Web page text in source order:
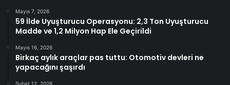
Mayıs 7, 2026
59 İlde Uyuşturucu Operasyonu: 2,3 Ton Uyuşturucu
Madde ve 1,2 Milyon Hap Ele Geçirildi
Mayıs 16, 2026
Birkaç aylık araçlar pas tuttu: Otomotiv devleri ne
yapacağını şaşırdı
Şubat 12, 2026